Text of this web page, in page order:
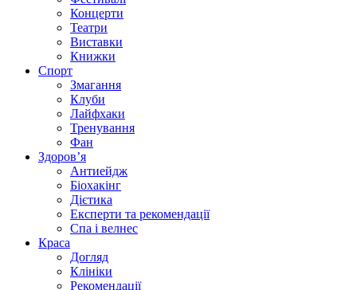
Концерти
Театри
Виставки
Книжки
Спорт
Змагання
Клуби
Лайфхаки
Тренування
Фан
Здоров’я
Антиейдж
Біохакінг
Дієтика
Експерти та рекомендації
Спа i велнес
Краса
Догляд
Клініки
Рекомендації